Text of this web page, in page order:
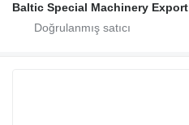
Baltic Special Machinery Export